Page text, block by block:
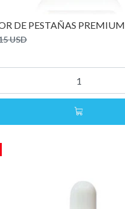
DE PESTAÑAS PREMIUM
USD